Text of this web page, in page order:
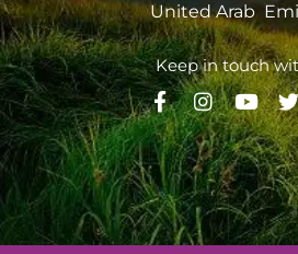
United Arab
Keep in touch